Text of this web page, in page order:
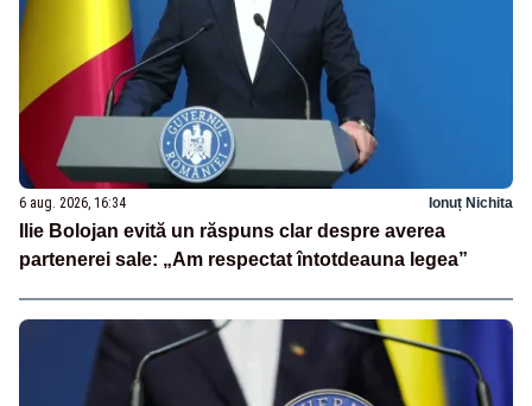
6 aug. 2026, 16:34 Ionuț Nichita
Ilie Bolojan evită un răspuns clar despre averea
partenerei sale: „Am respectat întotdeauna legea”